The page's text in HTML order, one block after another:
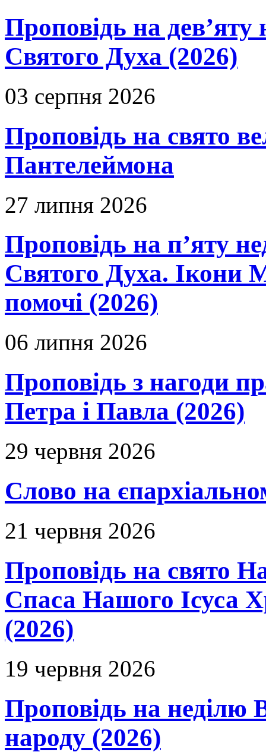
Проповідь на дев’яту
Святого Духа (2026)
03 серпня 2026
Проповідь на свято
Пантелеймона
27 липня 2026
Проповідь на п’яту
Святого Духа. Ікони
помочі (2026)
06 липня 2026
Проповідь з нагоди
Петра і Павла (2026)
29 червня 2026
Слово на
21 червня 2026
Проповідь на свято
Спаса Нашого Ісуса
(2026)
19 червня 2026
Проповідь на неділю
народу (2026)